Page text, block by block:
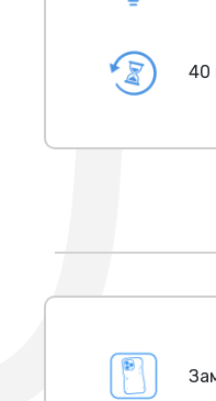
40